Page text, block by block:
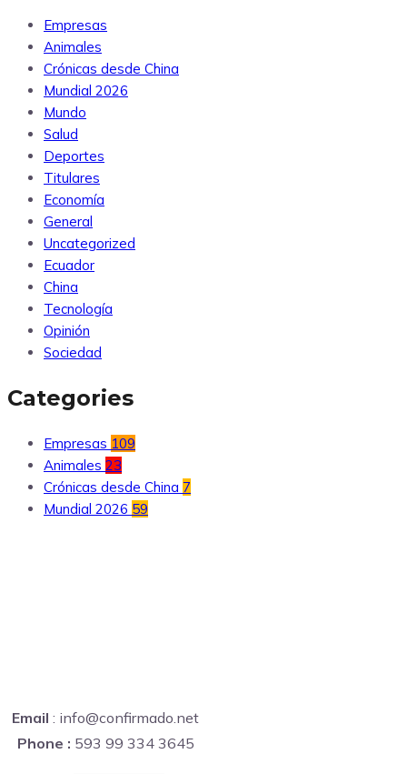
Empresas
Animales
Crónicas desde China
Mundial 2026
Mundo
Salud
Deportes
Titulares
Economía
General
Uncategorized
Ecuador
China
Tecnología
Opinión
Sociedad
Categories
Empresas 109
Animales 23
Crónicas desde China 7
Mundial 2026 59
Email : info@confirmado.net
Phone : 593 99 334 3645